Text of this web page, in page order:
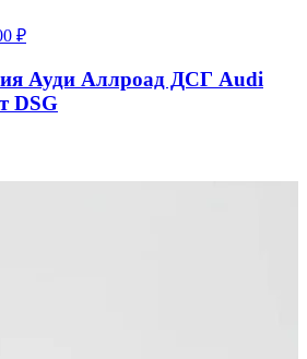
₽
Ауди Аллроад ДСГ Audi
DSG